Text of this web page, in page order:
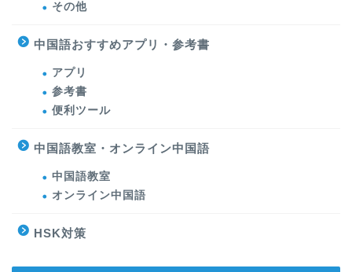
その他
中国語おすすめアプリ・参考書
アプリ
参考書
便利ツール
中国語教室・オンライン中国語
中国語教室
オンライン中国語
HSK対策